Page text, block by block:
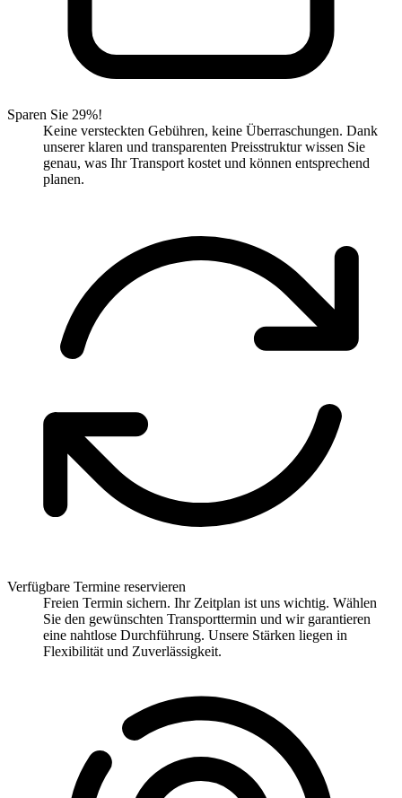
Sparen Sie 29%!
Keine versteckten Gebühren, keine Überraschungen. Dank
unserer klaren und transparenten Preisstruktur wissen Sie
genau, was Ihr Transport kostet und können entsprechend
planen.
Verfügbare Termine reservieren
Freien Termin sichern. Ihr Zeitplan ist uns wichtig. Wählen
Sie den gewünschten Transporttermin und wir garantieren
eine nahtlose Durchführung. Unsere Stärken liegen in
Flexibilität und Zuverlässigkeit.